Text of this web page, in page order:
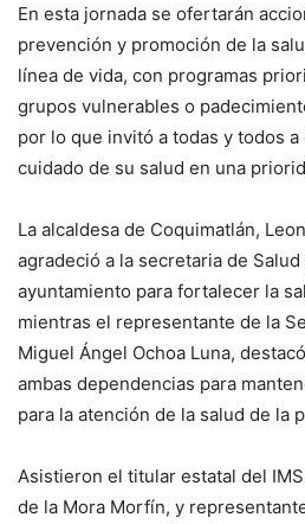
En esta jornada se ofertarán
prevención y promoción de la
línea de vida, con programas
grupos vulnerables o
por lo que invitó a todas y todos
cuidado de su salud en una
La alcaldesa de Coquimatlán,
agradeció a la secretaria de
ayuntamiento para fortalecer la
mientras el representante de la
Miguel Ángel Ochoa Luna,
ambas dependencias para
para la atención de la salud de la
Asistieron el titular estatal del
de la Mora Morfín, y